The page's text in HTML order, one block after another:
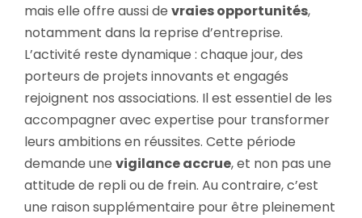
mais elle offre aussi de vraies opportunités,
notamment dans la reprise d’entreprise.
L’activité reste dynamique : chaque jour, des
porteurs de projets innovants et engagés
rejoignent nos associations. Il est essentiel de les
accompagner avec expertise pour transformer
leurs ambitions en réussites. Cette période
demande une vigilance accrue, et non pas une
attitude de repli ou de frein. Au contraire, c’est
une raison supplémentaire pour être pleinement